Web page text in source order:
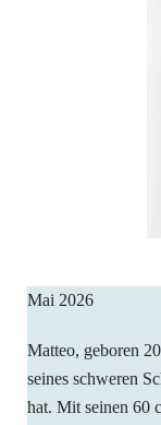
Mai 2026
Matteo, geboren
seines schweren
hat. Mit seinen 60